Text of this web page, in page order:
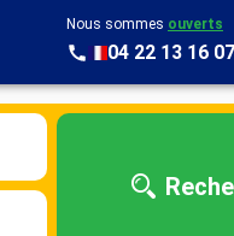
Nous sommes ouverts
04 22 13 16 07